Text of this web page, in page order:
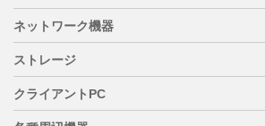
ネットワーク機器
ストレージ
クライアントPC